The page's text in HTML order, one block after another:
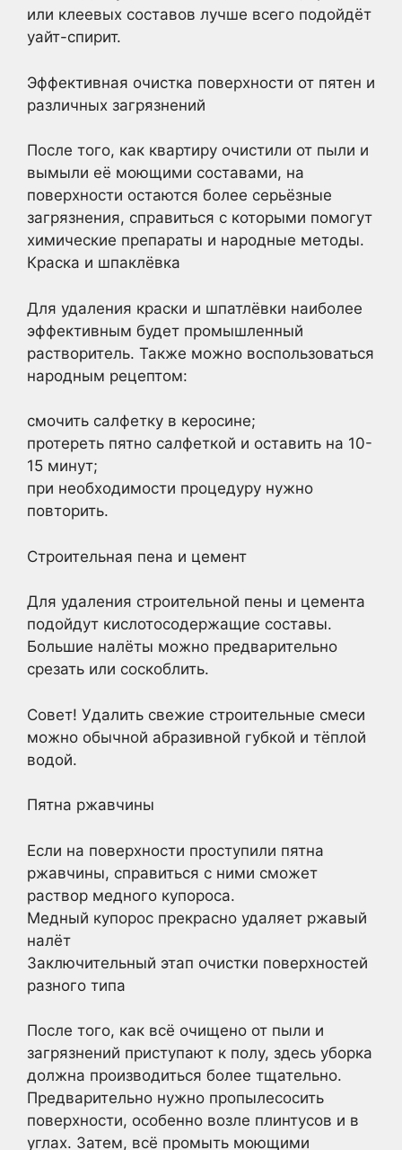
или клеевых составов лучше всего подойдёт
уайт-спирит.
Эффективная очистка поверхности от пятен и
различных загрязнений
После того, как квартиру очистили от пыли и
вымыли её моющими составами, на
поверхности остаются более серьёзные
загрязнения, справиться с которыми помогут
химические препараты и народные методы.
Краска и шпаклёвка
Для удаления краски и шпатлёвки наиболее
эффективным будет промышленный
растворитель. Также можно воспользоваться
народным рецептом:
смочить салфетку в керосине;
протереть пятно салфеткой и оставить на 10-
15 минут;
при необходимости процедуру нужно
повторить.
Строительная пена и цемент
Для удаления строительной пены и цемента
подойдут кислотосодержащие составы.
Большие налёты можно предварительно
срезать или соскоблить.
Совет! Удалить свежие строительные смеси
можно обычной абразивной губкой и тёплой
водой.
Пятна ржавчины
Если на поверхности проступили пятна
ржавчины, справиться с ними сможет
раствор медного купороса.
Медный купорос прекрасно удаляет ржавый
налёт
Заключительный этап очистки поверхностей
разного типа
После того, как всё очищено от пыли и
загрязнений приступают к полу, здесь уборка
должна производиться более тщательно.
Предварительно нужно пропылесосить
поверхности, особенно возле плинтусов и в
углах. Затем, всё промыть моющими